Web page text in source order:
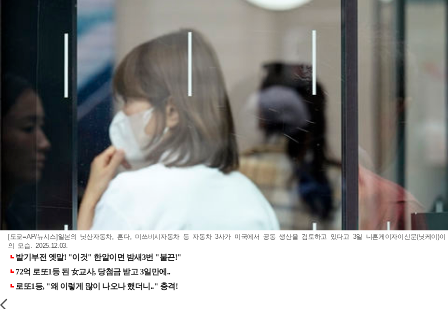
[도쿄=AP/뉴시스]일본의 닛산자동차, 혼다, 미쓰비시자동차 등 자동차 3사가 미국에서 공동 생산을 검토하고 있다고 3일 니혼게이자이신문(닛케이)
의 모습. 2025.12.03.